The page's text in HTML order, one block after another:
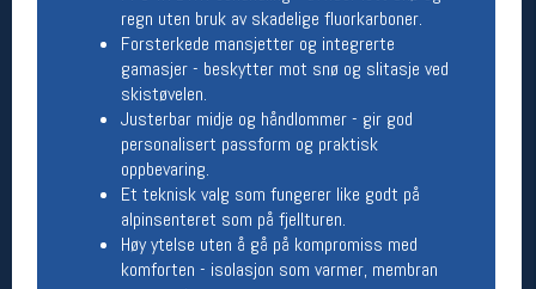
regn uten bruk av skadelige fluorkarboner.
Forsterkede mansjetter og integrerte
gamasjer - beskytter mot snø og slitasje ved
skistøvelen.
Justerbar midje og håndlommer - gir god
personalisert passform og praktisk
oppbevaring.
Et teknisk valg som fungerer like godt på
alpinsenteret som på fjellturen.
Høy ytelse uten å gå på kompromiss med
komforten - isolasjon som varmer, membran
Åpningstider verkstedet
Man-Fredag:
11-18
Lørdag:
Om verkstedet
For å bestille time må du logge inn i
nettbutikken og trykke på den nederste blå
linjen
Betingelser